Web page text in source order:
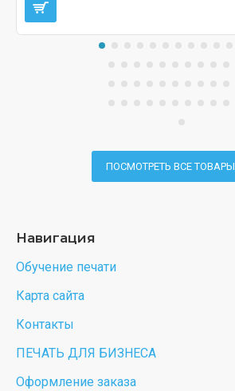
ПОСМОТРЕТЬ ВСЕ ТОВАРЫ
Навигация
Обучение печати
Карта сайта
Контакты
ПЕЧАТЬ ДЛЯ БИЗНЕСА
Оформление заказа